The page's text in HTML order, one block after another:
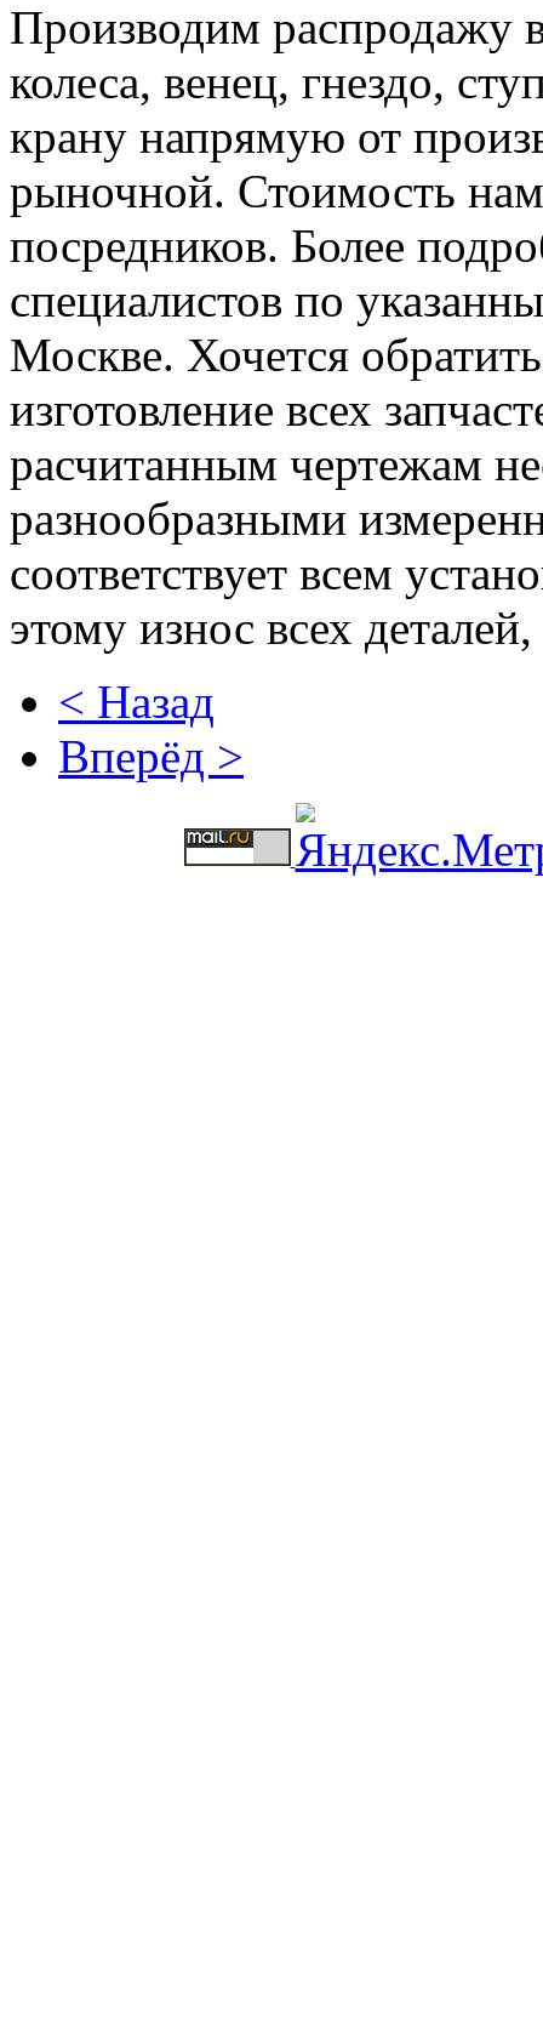
Производим распродажу
колеса, венец, гнездо,
крану напрямую от
рыночной. Стоимость
посредников. Более
специалистов по
Москве. Хочется
изготовление всех
расчитанным чертежам
разнообразными
соответствует всем
этому износ всех
< Назад
Вперёд >